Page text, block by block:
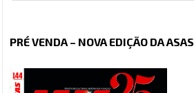
PRÉ VENDA – NOVA EDIÇÃO DA ASAS